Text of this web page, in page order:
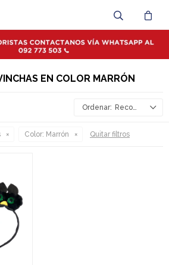
EN COLOR MARRÓN
Recomendados
Color: Marrón Quitar filtros